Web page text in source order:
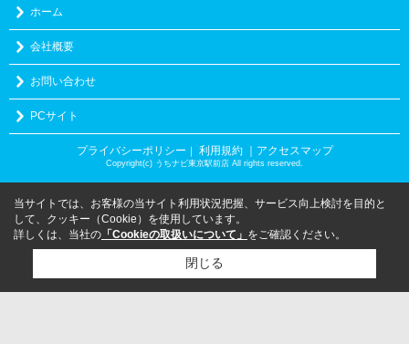
ホーム
会社概要
お問い合わせ
PCサイト
プライバシーポリシー 利用規約 ｜アクセスマップ
Copyright(c) うちナビ東京駅前店 All rights reserved.
当サイトでは、お客様の当サイト利用状況把握、サービス向上検討を目的と
して、クッキー（Cookie）を使用しています。
詳しくは、当社の 「Cookieの取扱いについて」 をご確認ください。
閉じる